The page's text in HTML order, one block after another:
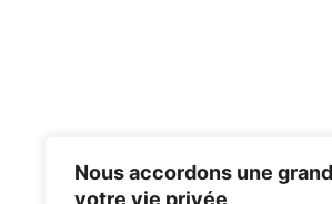
Nous accordons une
votre vie privée